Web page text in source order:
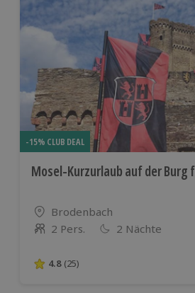
-15% CLUB DEAL
Mosel-Kurzurlaub auf der Burg
Standort
Brodenbach
Anzahl der Teilnehmer
2 Pers. 2 Nächte
4.8 von 5 Sternen basierend
4.8 (25)